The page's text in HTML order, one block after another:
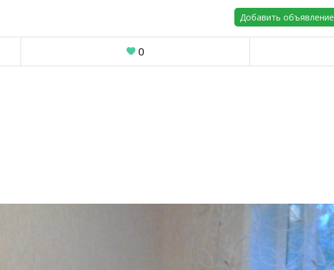
Добавить объявление
0